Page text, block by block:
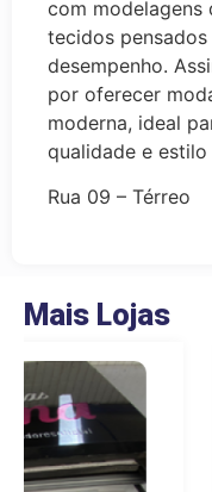
com modelagens
tecidos
desempenho.
por oferecer
moderna, ideal
qualidade e
Rua 09 – Térreo
Mais Lojas